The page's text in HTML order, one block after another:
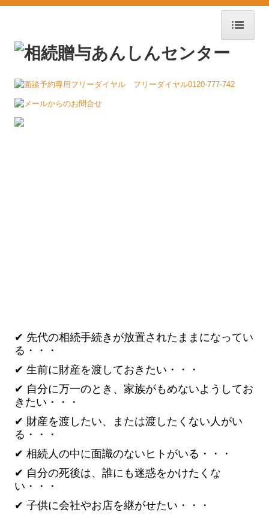
ホーム
期限のある相続手続き
ご契約までの流れ
料金のご案内
よくある質問
事務所概要
✔ 先代の相続手続きが放置されたままになってい
る・・・
✔ 生前に財産を渡しておきたい・・・
✔ 自分に万一のとき、家族がもめないようしてお
きたい・・・
✔ 財産を渡したい、または渡したくない人がい
る・・・
✔ 相続人の中に面識のないヒトがいる・・・
✔ 自分の死後は、誰にも迷惑をかけたくな
い・・・
✔ 子供に会社やお店を継がせたい・・・